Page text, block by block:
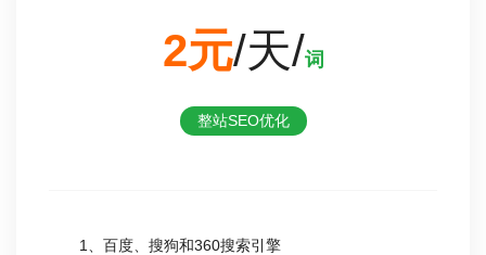
2元/天/词
整站SEO优化
1、百度、搜狗和360搜索引擎